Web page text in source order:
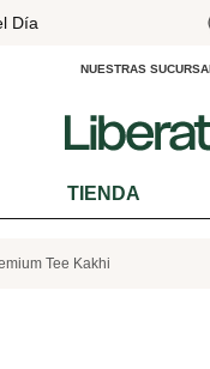
Día
NUESTRAS
TIENDA
Tee Kakhi